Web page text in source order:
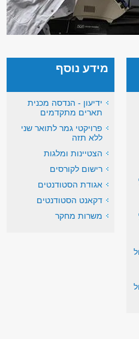
מידע נוסף
ידיעון - הנדסה מכנית
תארים מתקדמים
פרויקטי גמר לתואר שני
ללא תזה
הצטיינות ומלגות
רישום לקורסים
אגודת הסטודנטים
דקאנט הסטודנטים
משרות מחקר